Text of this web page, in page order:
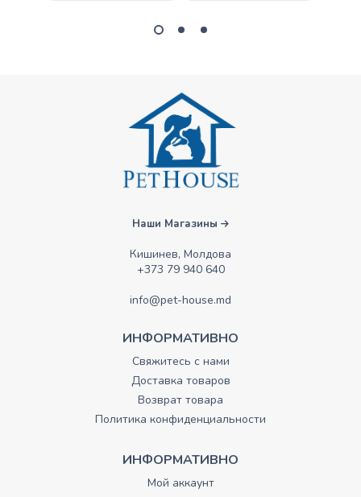
Наши Магазины
Кишинев, Молдова
+373 79 940 640
info@pet-house.md
ИНФОРМАТИВНО
Свяжитесь с нами
Доставка товаров
Возврат товара
Политика конфиденциальности
ИНФОРМАТИВНО
Мой аккаунт